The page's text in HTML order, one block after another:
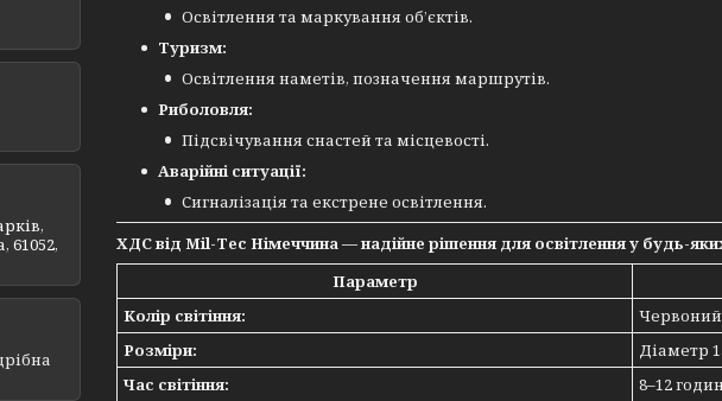
Освітлення та маркування об’єктів.
Туризм:
Освітлення наметів, позначення маршрутів.
Риболовля:
Підсвічування снастей та місцевості.
Аварійні ситуації:
Сигналізація та екстрене освітлення.
ХДС від Mil-Tec Німеччина — надійне рішення для освітлення у будь-
Параметр
Колір світіння:
Червоний
Розміри:
Діаметр
Час світіння:
8–12 годин
61052,